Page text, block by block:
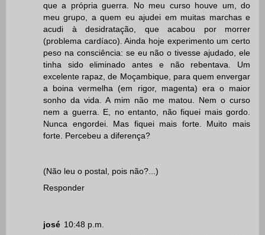
que a própria guerra. No meu curso houve um, do
meu grupo, a quem eu ajudei em muitas marchas e
acudi à desidratação, que acabou por morrer
(problema cardíaco). Ainda hoje experimento um certo
peso na consciência: se eu não o tivesse ajudado, ele
tinha sido eliminado antes e não rebentava. Um
excelente rapaz, de Moçambique, para quem envergar
a boina vermelha (em rigor, magenta) era o maior
sonho da vida. A mim não me matou. Nem o curso
nem a guerra. E, no entanto, não fiquei mais gordo.
Nunca engordei. Mas fiquei mais forte. Muito mais
forte. Percebeu a diferença?
(Não leu o postal, pois não?...)
Responder
josé 10:48 p.m.